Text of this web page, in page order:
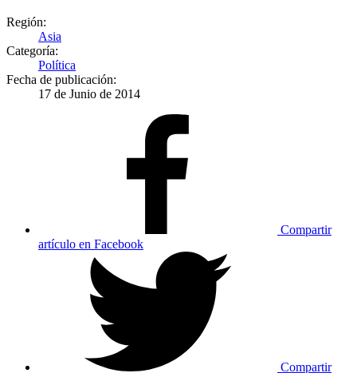
Región:
Asia
Categoría:
Política
Fecha de publicación:
17 de Junio de 2014
Compartir
artículo en Facebook
Compartir